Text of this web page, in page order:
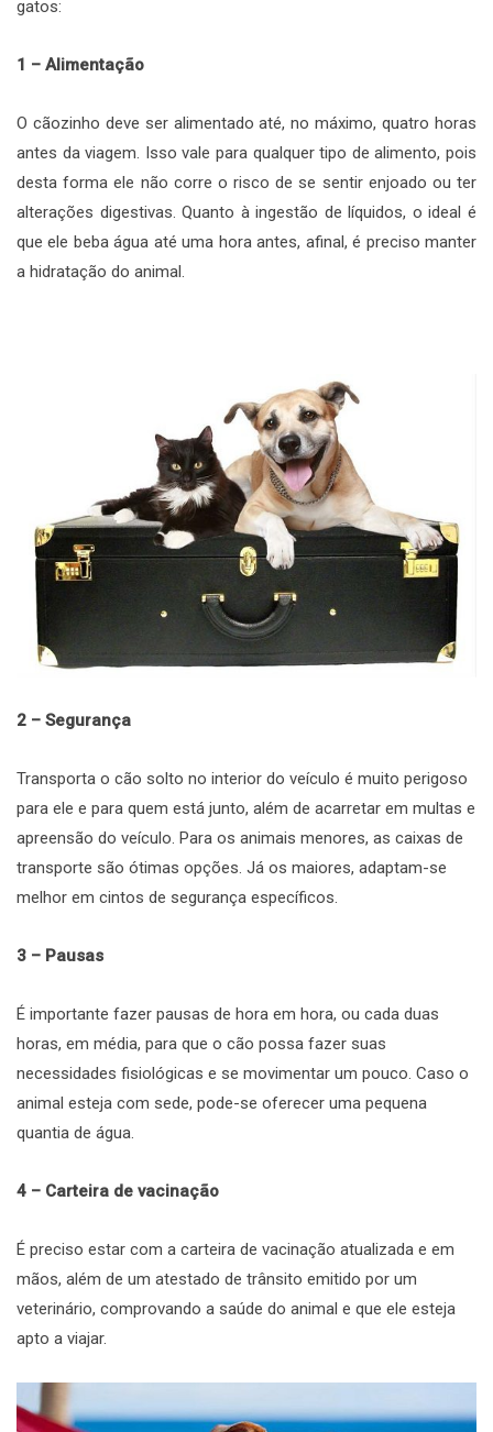
gatos:
1 – Alimentação
O cãozinho deve ser alimentado até, no máximo, quatro horas
antes da viagem. Isso vale para qualquer tipo de alimento, pois
desta forma ele não corre o risco de se sentir enjoado ou ter
alterações digestivas. Quanto à ingestão de líquidos, o ideal é
que ele beba água até uma hora antes, afinal, é preciso manter
a hidratação do animal.
2 – Segurança
Transporta o cão solto no interior do veículo é muito perigoso
para ele e para quem está junto, além de acarretar em multas e
apreensão do veículo. Para os animais menores, as caixas de
transporte são ótimas opções. Já os maiores, adaptam-se
melhor em cintos de segurança específicos.
3 – Pausas
É importante fazer pausas de hora em hora, ou cada duas
horas, em média, para que o cão possa fazer suas
necessidades fisiológicas e se movimentar um pouco. Caso o
animal esteja com sede, pode-se oferecer uma pequena
quantia de água.
4 – Carteira de vacinação
É preciso estar com a carteira de vacinação atualizada e em
mãos, além de um atestado de trânsito emitido por um
veterinário, comprovando a saúde do animal e que ele esteja
apto a viajar.